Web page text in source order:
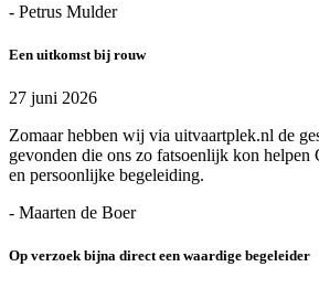
- Petrus Mulder
Een uitkomst bij rouw
27 juni 2026
Zomaar hebben wij via uitvaartplek.nl de
gevonden die ons zo fatsoenlijk kon helpen
en persoonlijke begeleiding.
- Maarten de Boer
Op verzoek bijna direct een waardige begeleider